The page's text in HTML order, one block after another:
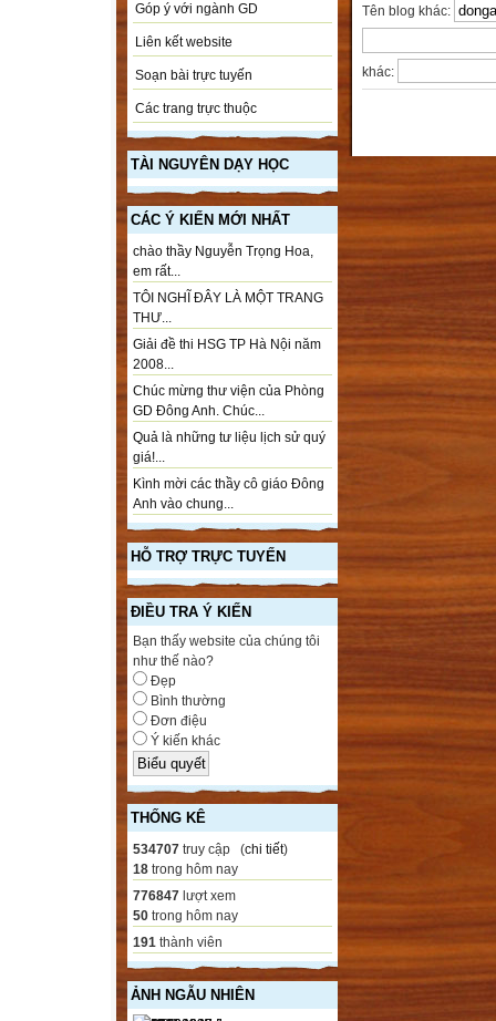
Góp ý với ngành GD
Liên kết website
Soạn bài trực tuyến
Các trang trực thuộc
TÀI NGUYÊN DẠY HỌC
CÁC Ý KIẾN MỚI NHẤT
chào thầy Nguyễn Trọng Hoa,
em rất...
TÔI NGHĨ ĐÂY LÀ MỘT TRANG
THƯ...
Giải đề thi HSG TP Hà Nội năm
2008...
Chúc mừng thư viện của Phòng
GD Đông Anh. Chúc...
Quả là những tư liệu lịch sử quý
giá!...
Kình mời các thầy cô giáo Đông
Anh vào chung...
HỖ TRỢ TRỰC TUYẾN
ĐIỀU TRA Ý KIẾN
Bạn thấy website của chúng tôi
như thế nào?
Đẹp
Bình thường
Đơn điệu
Ý kiến khác
THỐNG KÊ
534707 truy cập (chi tiết)
18 trong hôm nay
776847 lượt xem
50 trong hôm nay
191 thành viên
ẢNH NGẪU NHIÊN
Tên blog khác:
khác: